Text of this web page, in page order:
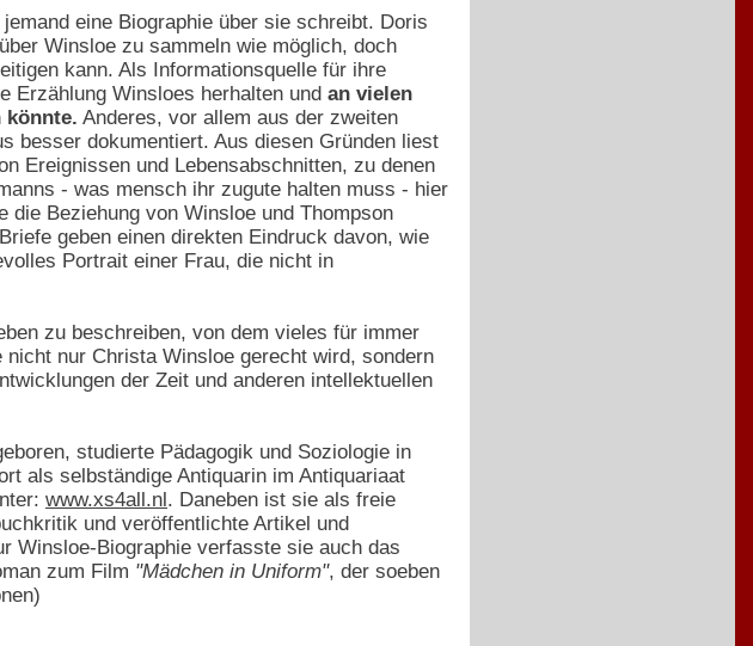
eine Biographie über sie schreibt. Doris
Winsloe zu sammeln wie möglich, doch
kann. Als Informationsquelle für ihre
Erzählung Winsloes herhalten und an vielen
könnte. Anderes, vor allem aus der zweiten
besser dokumentiert. Aus diesen Gründen liest
Ereignissen und Lebensabschnitten, zu denen
- was mensch ihr zugute halten muss - hier
Beziehung von Winsloe und Thompson
geben einen direkten Eindruck davon, wie
Portrait einer Frau, die nicht in
zu beschreiben, von dem vieles für immer
nur Christa Winsloe gerecht wird, sondern
der Zeit und anderen intellektuellen
studierte Pädagogik und Soziologie in
als selbständige Antiquarin im Antiquariaat
www.xs4all.nl. Daneben ist sie als freie
und veröffentlichte Artikel und
Winsloe-Biographie verfasste sie auch das
zum Film "Mädchen in Uniform", der soeben